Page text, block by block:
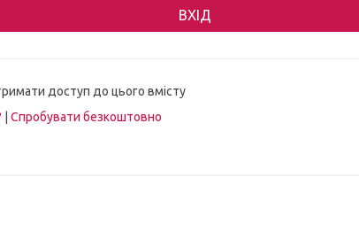
доступ до цього вмісту
Спробувати безкоштовно